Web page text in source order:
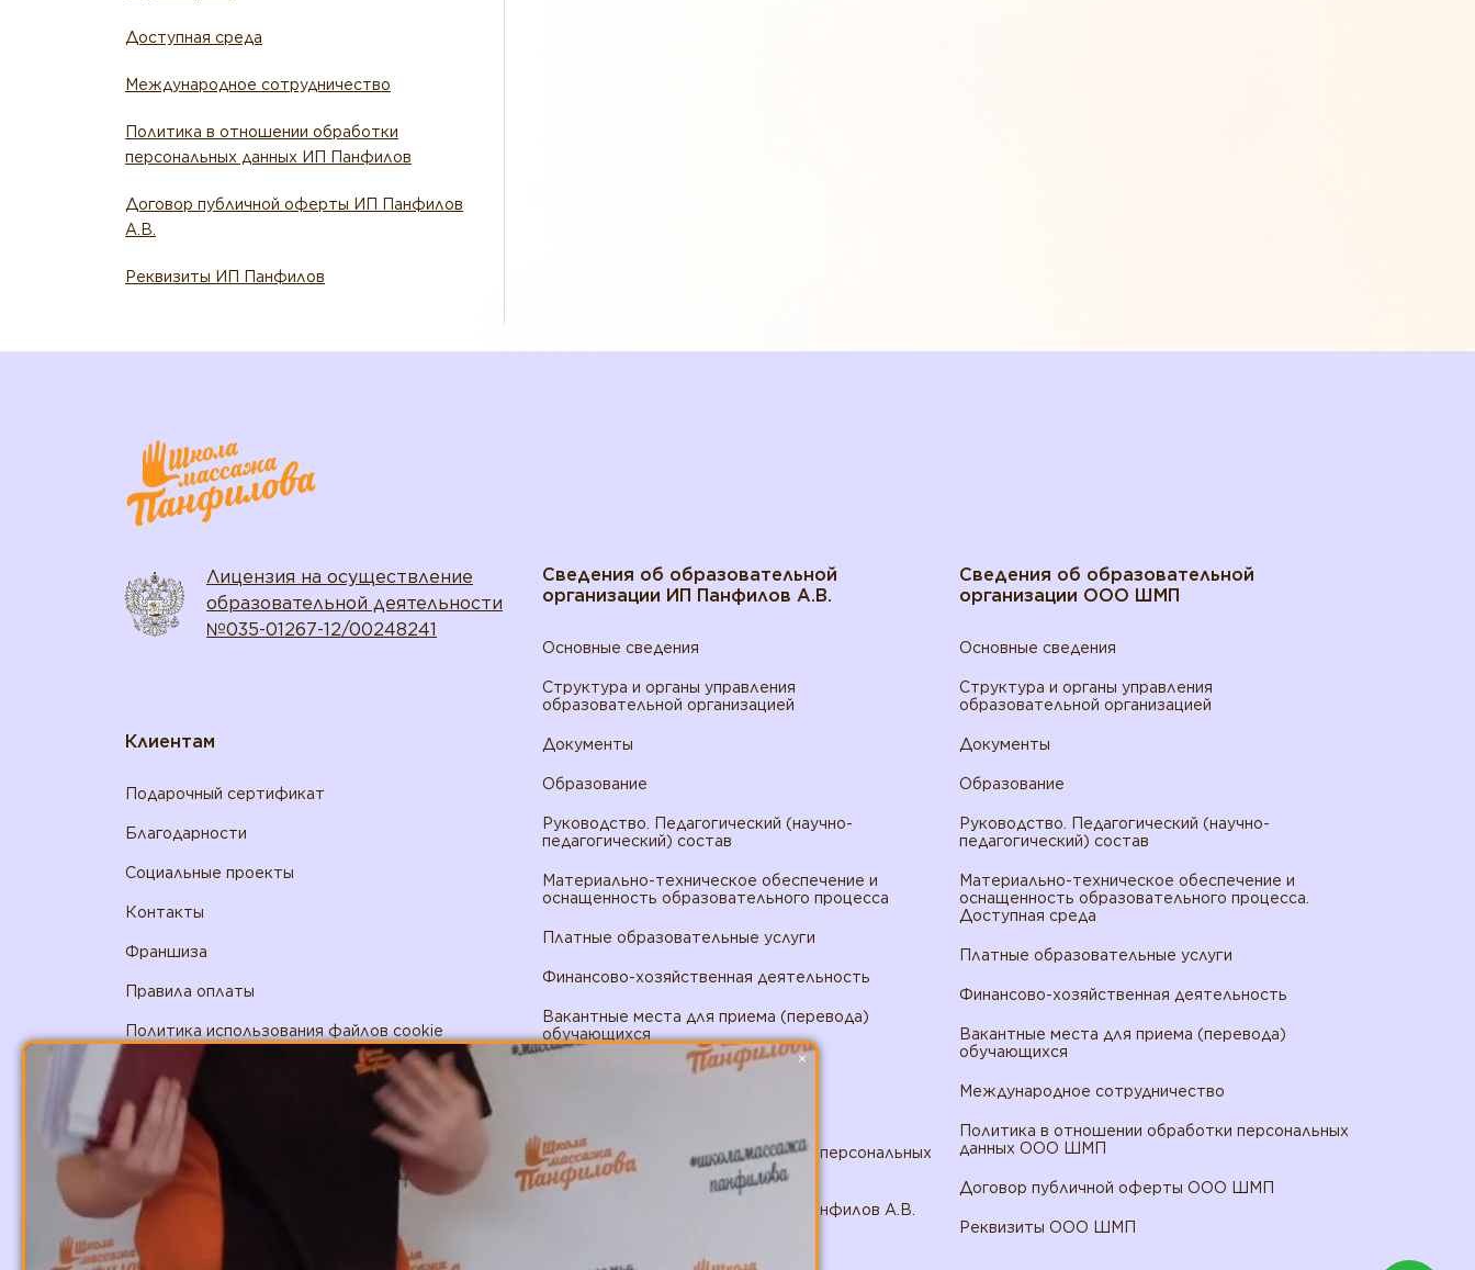
Доступная среда
Международное сотрудничество
Политика в отношении обработки
персональных данных ИП Панфилов
Договор публичной оферты ИП Панфилов
А.В.
Реквизиты ИП Панфилов
Лицензия на осуществление
образовательной деятельности
№035-01267-12/00248241
Клиентам
Подарочный сертификат
Благодарности
Социальные проекты
Контакты
Франшиза
Правила оплаты
Политика использования файлов cookie
+7 (800) 444-48-38
Сведения об образовательной
организации ИП Панфилов А.В.
Основные сведения
Структура и органы управления
образовательной организацией
Документы
Образование
Руководство. Педагогический (научно-
педагогический) состав
Материально-техническое обеспечение и
оснащенность образовательного процесса
Платные образовательные услуги
Финансово-хозяйственная деятельность
Вакантные места для приема (перевода)
обучающихся
Политика в отношении обработки персональных
данных ИП Панфилов
Договор публичной оферты ИП Панфилов А.В.
Сведения об образовательной
организации ООО ШМП
Основные сведения
Структура и органы управления
образовательной организацией
Документы
Образование
Руководство. Педагогический (научно-
педагогический) состав
Материально-техническое обеспечение и
оснащенность образовательного процесса.
Доступная среда
Платные образовательные услуги
Финансово-хозяйственная деятельность
Вакантные места для приема (перевода)
обучающихся
Международное сотрудничество
Политика в отношении обработки персональных
данных ООО ШМП
Договор публичной оферты ООО ШМП
Реквизиты ООО ШМП
×